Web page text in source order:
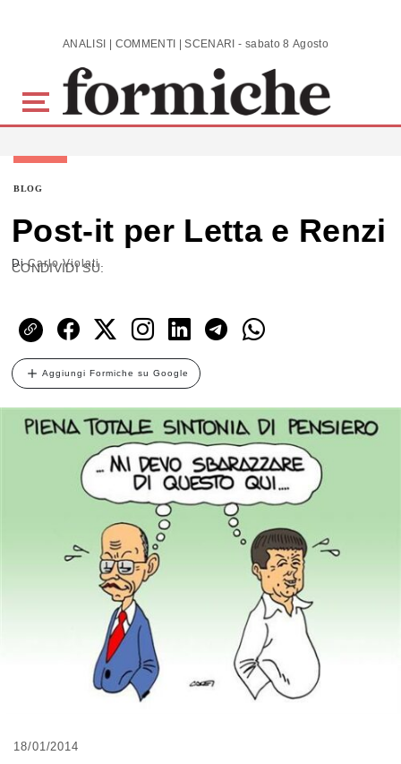
Skip to main content ANALISI | COMMENTI | SCENARI - sabato 8 Agosto 2026
BLOG
Post-it per Letta e Renzi
DiCarlo Violati
CONDIVIDI SU:
Aggiungi Formiche su Google
18/01/2014